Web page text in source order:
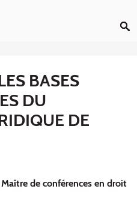
BASES
DU
DE
de conférences en droit